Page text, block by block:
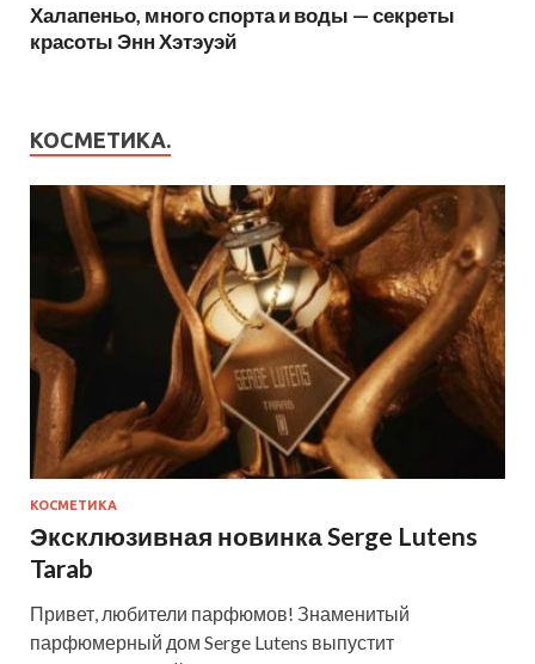
Халапеньо, много спорта и воды — секреты
красоты Энн Хэтэуэй
КОСМЕТИКА.
КОСМЕТИКА
Эксклюзивная новинка Serge Lutens
Tarab
Привет, любители парфюмов! Знаменитый
парфюмерный дом Serge Lutens выпустит